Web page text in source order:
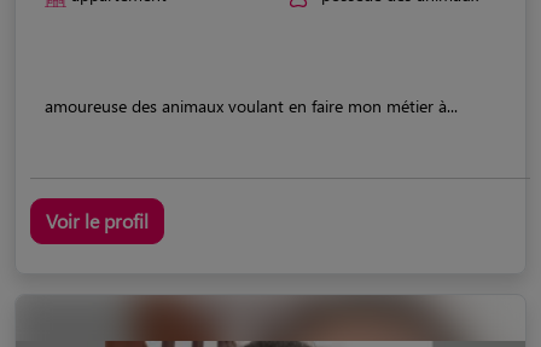
amoureuse des animaux voulant en faire mon métier à...
Voir le profil